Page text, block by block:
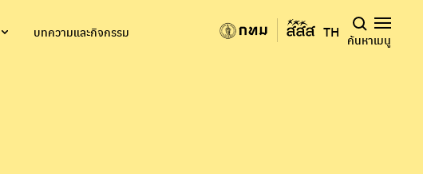
บทความและกิจกรรม TH ค้นหาเมนู